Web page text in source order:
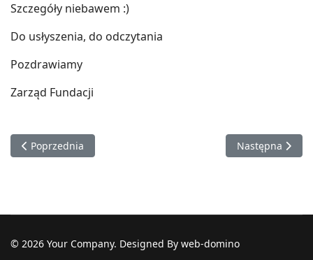
Szczegóły niebawem :)
Do usłyszenia, do odczytania
Pozdrawiamy
Zarząd Fundacji
Poprzednia strona: VIII edycja ZBLIŻENIA Festiwal Kultury
Poprzednia Następna
Następna
© 2026 Your Company. Designed By web-domino